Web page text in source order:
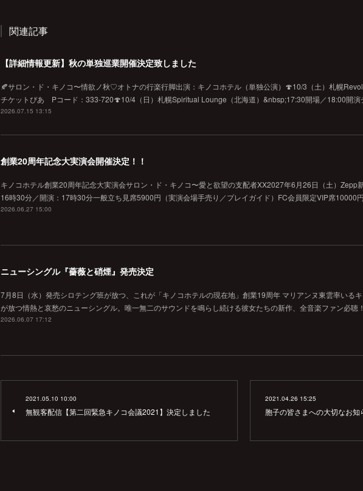
関連記事
【詳細情報更新】秋の単独巡業開催決定致しました
🍂サロン・ド・キノコ〜情欲ノ秋♡オトナの行楽行脚出演：キノコホテル（単独公演）🍄10/3（土）札幌
チケットぴあ Pコード：333-720🍄10/4（日）札幌Spiritual Lounge（北海道）&nbsp;17:30開場／18:00開
2026.07.15 13:15
創業20周年記念大実演会開催決定！！
キノコホテル創業20周年記念大実演会サロン・ド・キノコ〜愛と欲望の支配者XX2027年6月26日（土）Zepp
16時30分／開演：17時30分一般立ち見席5900円（実演会場手売り／プレイガイド）FC会員限定VIP席10000
2026.06.27 15:00
ニューシングル『薔薇と硝煙』発売決定
7月8日（水）発売シロテング班が放つ、これが「キノコホテルの現在地」創業19周年 マリアンヌ東雲率いる
が放つ情熱と哀愁のニューシングル。唯一無二のサウンドを鳴らし続ける彼女たちの新作、全音楽ファン必聴
2026.06.07 17:12
2021.05.10 10:00
無観客配信【第二回緊急キノコ会議2021】決定しました
2021.04.26 15:25
胞子の皆さまへの大切なお知